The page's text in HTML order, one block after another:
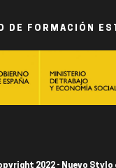
DE FORMACIÓN
2022 - Nuevo Stylo